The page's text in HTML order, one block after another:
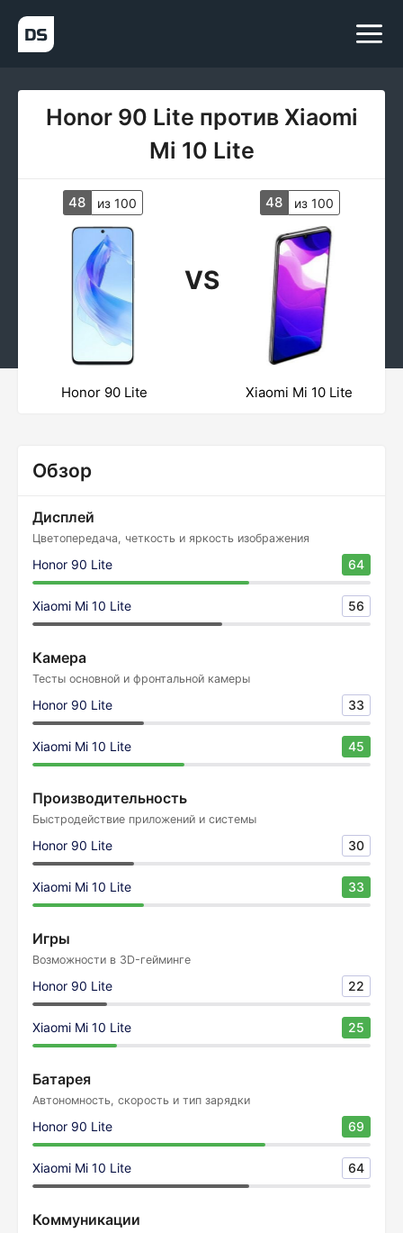
Honor 90 Lite против Xiaomi
Mi 10 Lite
48 из 100
VS
48 из 100
Honor 90 Lite Xiaomi Mi 10 Lite
Обзор
Дисплей
Цветопередача, четкость и яркость изображения
Honor 90 Lite 64
Xiaomi Mi 10 Lite 56
Камера
Тесты основной и фронтальной камеры
Honor 90 Lite 33
Xiaomi Mi 10 Lite 45
Производительность
Быстродействие приложений и системы
Honor 90 Lite 30
Xiaomi Mi 10 Lite 33
Игры
Возможности в 3D-гейминге
Honor 90 Lite 22
Xiaomi Mi 10 Lite 25
Батарея
Автономность, скорость и тип зарядки
Honor 90 Lite 69
Xiaomi Mi 10 Lite 64
Коммуникации